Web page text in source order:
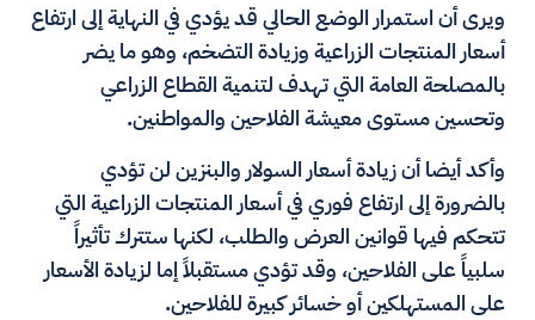
ويرى أن استمرار الوضع الحالي قد يؤدي في النهاية إلى ارتفاع
أسعار المنتجات الزراعية وزيادة التضخم، وهو ما يضر
بالمصلحة العامة التي تهدف لتنمية القطاع الزراعي
وتحسين مستوى معيشة الفلاحين والمواطنين.
وأكد أيضا أن زيادة أسعار السولار والبنزين لن تؤدي
بالضرورة إلى ارتفاع فوري في أسعار المنتجات الزراعية التي
تتحكم فيها قوانين العرض والطلب، لكنها ستترك تأثيراً
سلبياً على الفلاحين، وقد تؤدي مستقبلاً إما لزيادة الأسعار
على المستهلكين أو خسائر كبيرة للفلاحين.